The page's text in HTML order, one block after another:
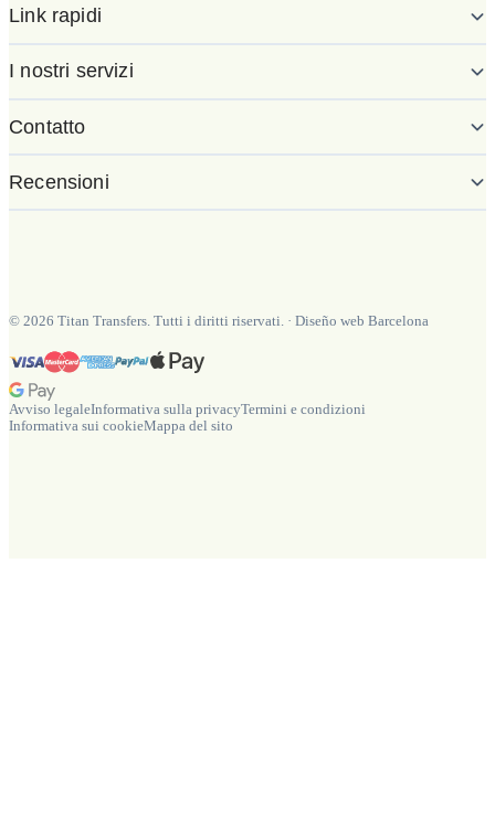
Link rapidi
I nostri servizi
Contatto
Recensioni
© 2026 Titan Transfers. Tutti i diritti riservati. · Diseño web Barcelona
Avviso legaleInformativa sulla privacyTermini e condizioni
Informativa sui cookieMappa del sito